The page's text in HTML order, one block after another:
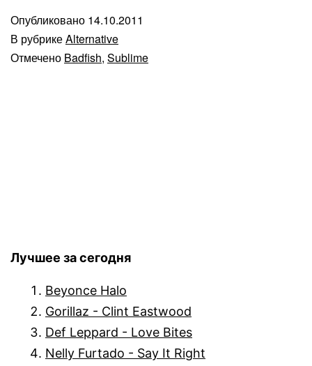
Опубликовано 14.10.2011
В рубрикеAlternative
Отмечено Badfish, Sublime
Лучшее за сегодня
Beyonce Halo
Gorillaz - Clint Eastwood
Def Leppard - Love Bites
Nelly Furtado - Say It Right